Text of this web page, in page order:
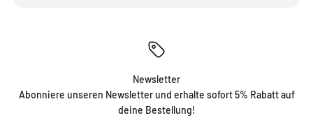
Newsletter
Abonniere unseren Newsletter und erhalte sofort 5% Rabatt auf
deine Bestellung!